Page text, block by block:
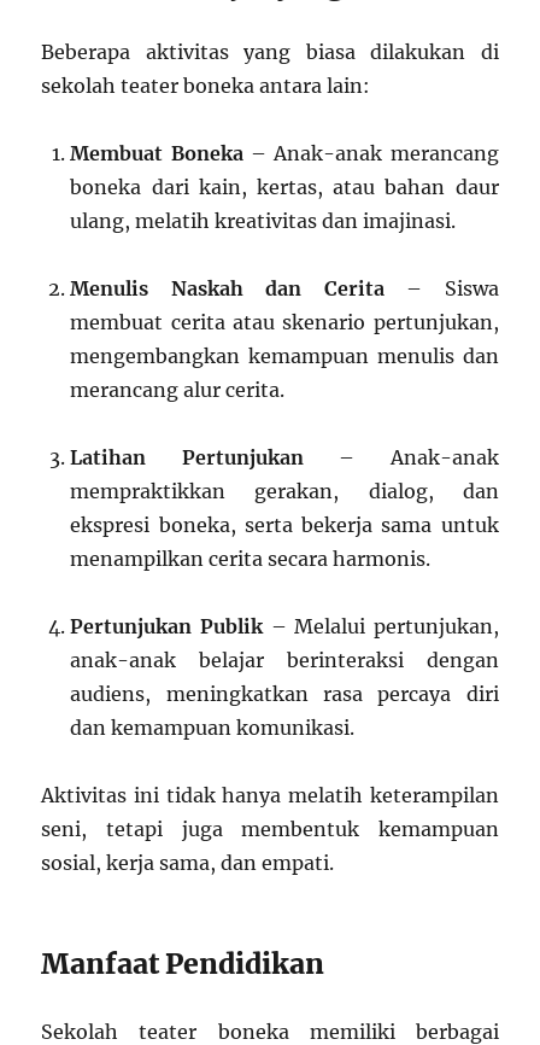
Beberapa aktivitas yang biasa dilakukan di
sekolah teater boneka antara lain:
Membuat Boneka – Anak-anak merancang
boneka dari kain, kertas, atau bahan daur
ulang, melatih kreativitas dan imajinasi.
Menulis Naskah dan Cerita – Siswa
membuat cerita atau skenario pertunjukan,
mengembangkan kemampuan menulis dan
merancang alur cerita.
Latihan Pertunjukan – Anak-anak
mempraktikkan gerakan, dialog, dan
ekspresi boneka, serta bekerja sama untuk
menampilkan cerita secara harmonis.
Pertunjukan Publik– Melalui pertunjukan,
anak-anak belajar berinteraksi dengan
audiens, meningkatkan rasa percaya diri
dan kemampuan komunikasi.
Aktivitas ini tidak hanya melatih keterampilan
seni, tetapi juga membentuk kemampuan
sosial, kerja sama, dan empati.
Manfaat Pendidikan
Sekolah teater boneka memiliki berbagai